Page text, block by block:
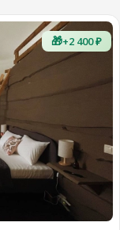
🎁+2 400 ₽